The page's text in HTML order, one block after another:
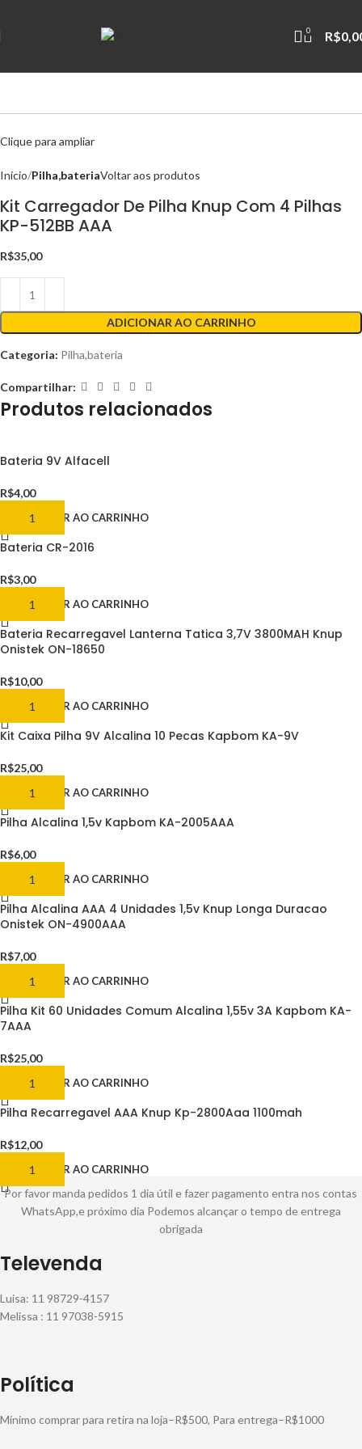
0 R$
Clique para ampliar
Início Pilha,bateriaVoltar aos produtos
Kit Carregador De Pilha Knup Com 4 Pilhas
KP-512BB AAA
R$35,00
ADICIONAR AO CARRINHO
Categoria: Pilha,bateria
Compartilhar:
Produtos relacionados
Bateria 9V Alfacell
R$4,00
ADICIONAR AO CARRINHO
Bateria CR-2016
R$3,00
ADICIONAR AO CARRINHO
Bateria Recarregavel Lanterna Tatica 3,7V 3800MAH Knup
Onistek ON-18650
R$10,00
ADICIONAR AO CARRINHO
Kit Caixa Pilha 9V Alcalina 10 Pecas Kapbom KA-9V
R$25,00
ADICIONAR AO CARRINHO
Pilha Alcalina 1,5v Kapbom KA-2005AAA
R$6,00
ADICIONAR AO CARRINHO
Pilha Alcalina AAA 4 Unidades 1,5v Knup Longa Duracao
Onistek ON-4900AAA
R$7,00
ADICIONAR AO CARRINHO
Pilha Kit 60 Unidades Comum Alcalina 1,55v 3A Kapbom KA-
7AAA
R$25,00
ADICIONAR AO CARRINHO
Pilha Recarregavel AAA Knup Kp-2800Aaa 1100mah
R$12,00
ADICIONAR AO CARRINHO
Por favor manda pedidos 1 dia útil e fazer pagamento entra nos contas
WhatsApp,e próximo dia Podemos alcançar o tempo de entrega
obrigada
Televenda
Luisa: 11 98729-4157
Melissa : 11 97038-5915
Política
Mínimo comprar para retira na loja–R$500, Para entrega–R$1000